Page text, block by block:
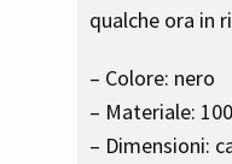
qualche ora in
– Colore: nero
– Materiale:
– Dimensioni: